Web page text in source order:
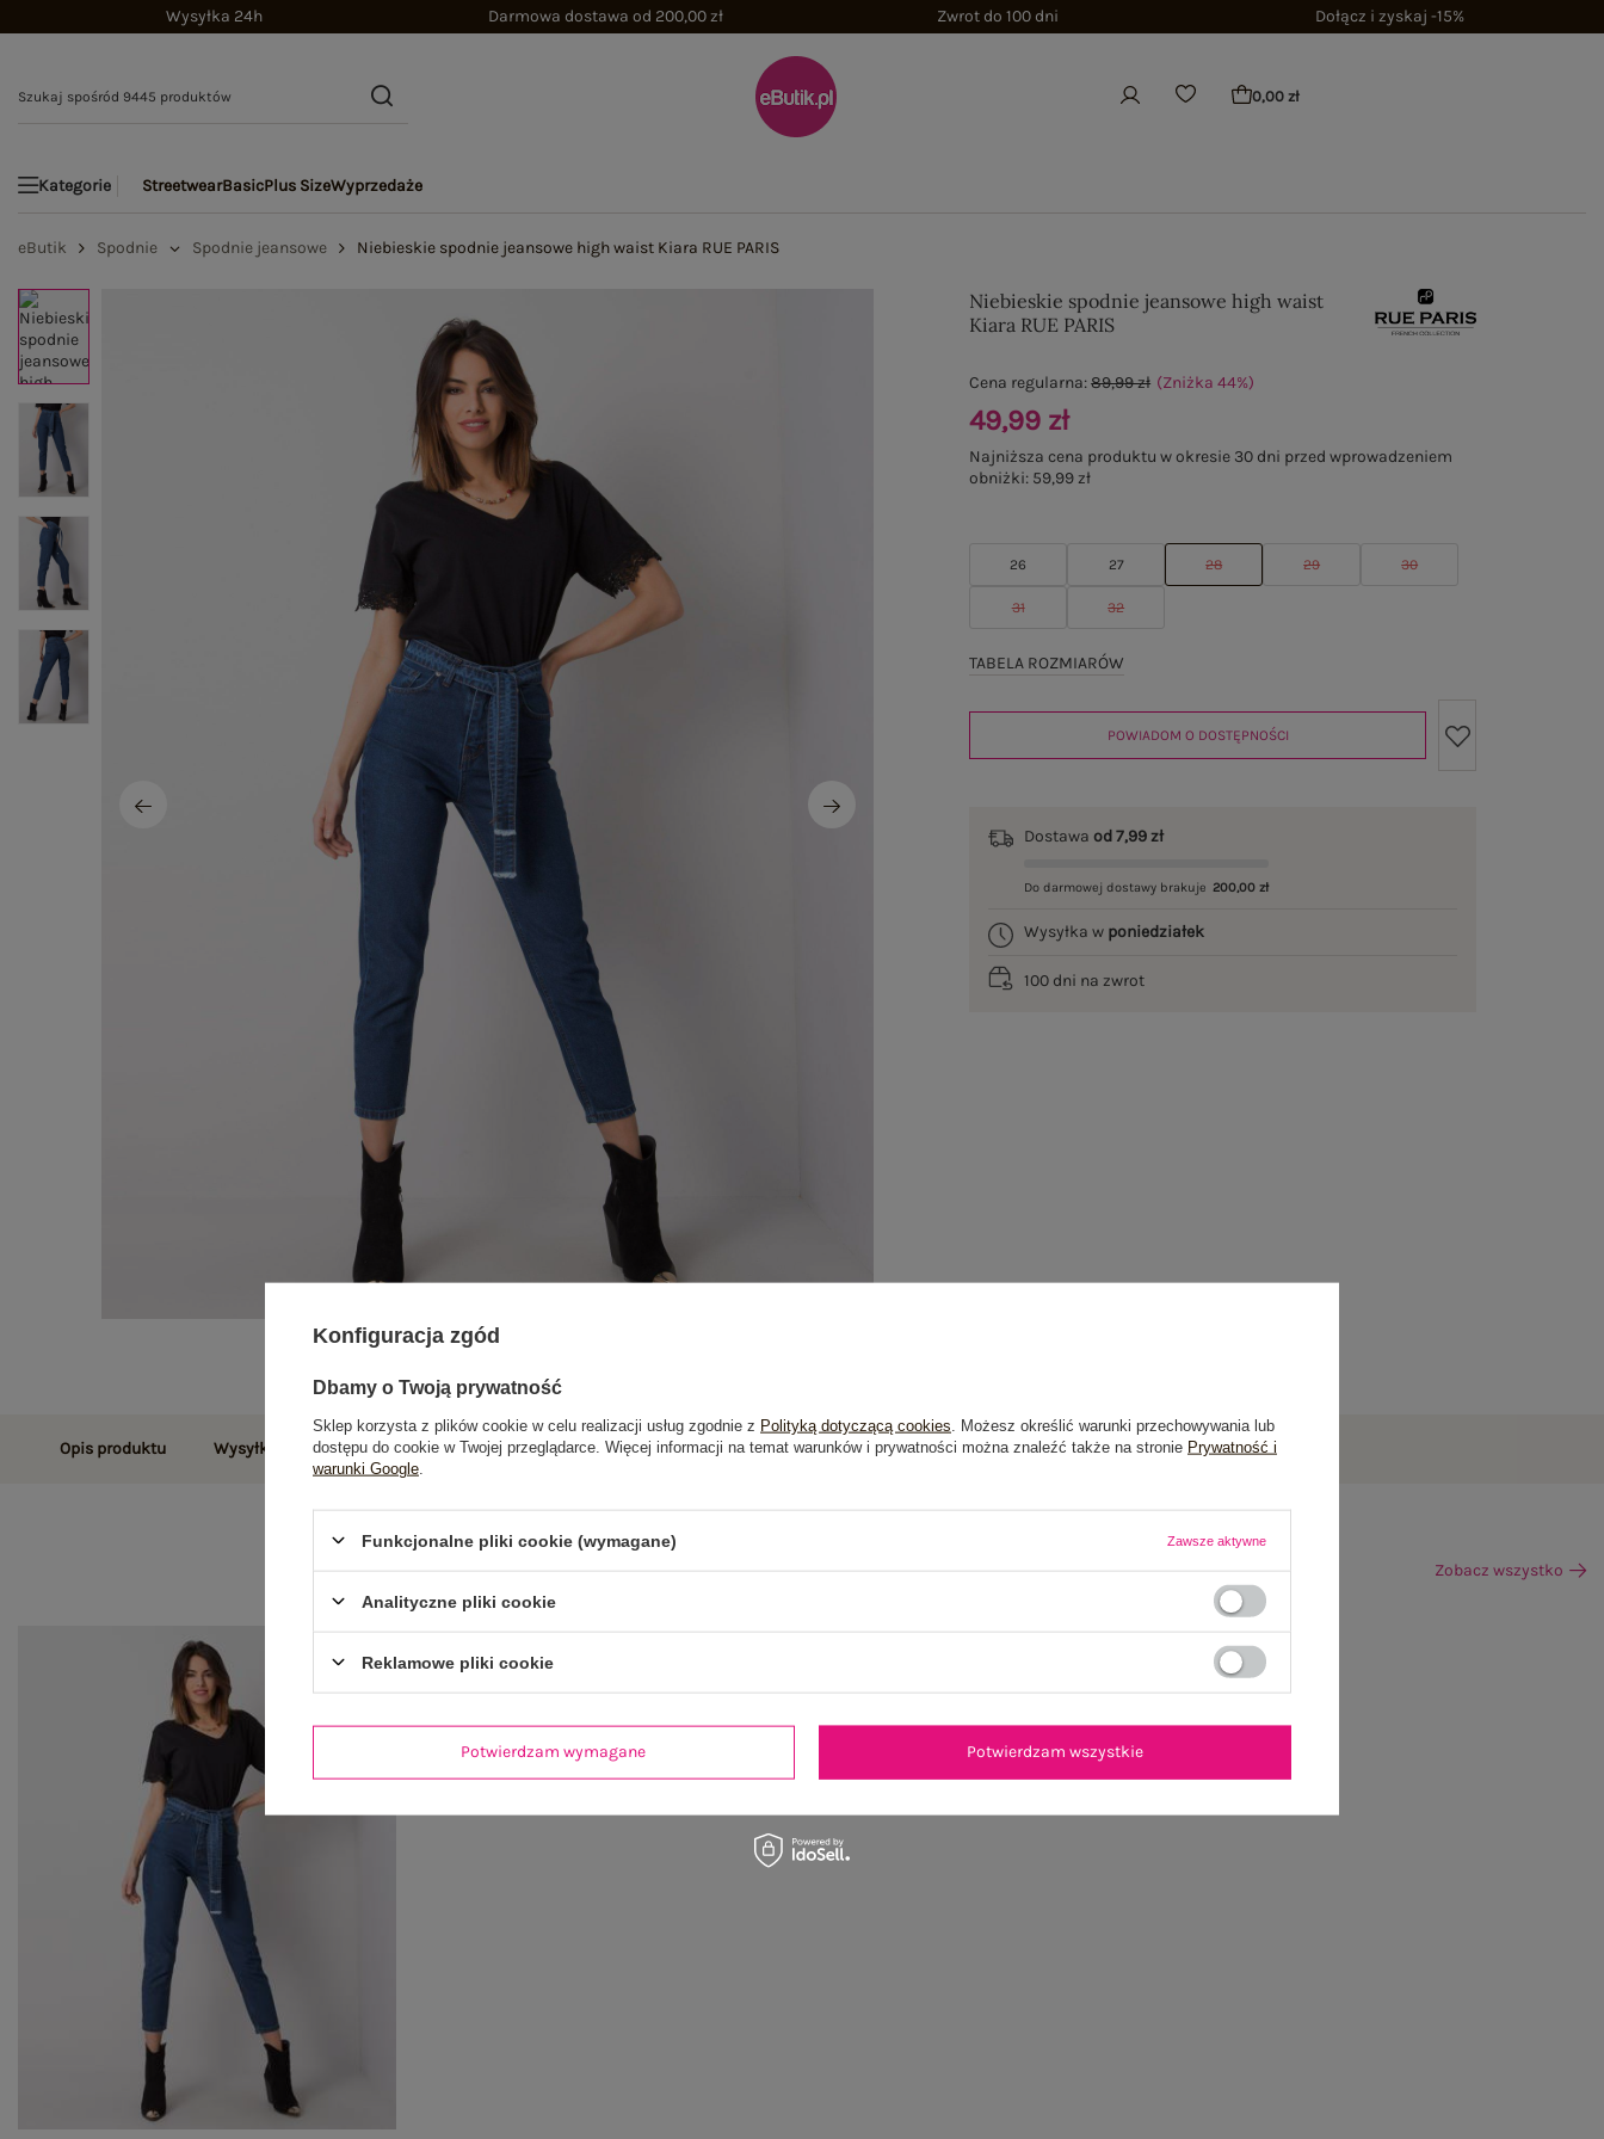
Wysyłka 24h Darmowa dostawa od 200,00 zł Zwrot do 100 dni Dołącz i zyskaj -15%
0,00 zł
Kategorie StreetwearBasicPlus SizeWyprzedaże
eButik Spodnie Spodnie jeansowe Niebieskie spodnie jeansowe high waist Kiara RUE PARIS
Niebieskie spodnie jeansowe high waist
Kiara RUE PARIS
26 27 28 29 30
31 32
TABELA ROZMIARÓW
Cena regularna:89,99 zł (Zniżka44%)
49,99 zł
Najniższa cena produktu w okresie 30 dni przed wprowadzeniem
obniżki: 59,99 zł
POWIADOM O DOSTĘPNOŚCI
Dostawaod 7,99 zł
Do darmowej dostawy brakuje 200,00 zł
Wysyłka w poniedziałek
100 dni na zwrot
Opis produktu Wysyłka i dostawa Zwroty i reklamacje Opinie o produkcie(0)
Zobacz wszystko
Konfiguracja zgód
Dbamy o Twoją prywatność
Sklep korzysta z plików cookie w celu realizacji usług zgodnie z Polityką dotyczącą cookies . Możesz określić warunki przechowywania lub
dostępu do cookie w Twojej przeglądarce. Więcej informacji na temat warunków i prywatności można znaleźć także na stronie Prywatność i
warunki Google
Funkcjonalne pliki cookie (wymagane) Zawsze aktywne
Analityczne pliki cookie
Reklamowe pliki cookie
Potwierdzam wymagane Potwierdzam wszystkie